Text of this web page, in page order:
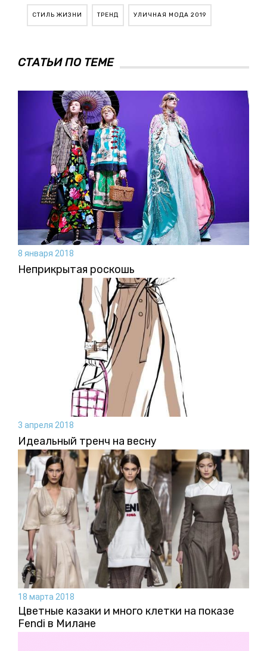
СТИЛЬ ЖИЗНИ ТРЕНД УЛИЧНАЯ МОДА 2019
СТАТЬИ ПО ТЕМЕ
8 января 2018
Неприкрытая роскошь
3 апреля 2018
Идеальный тренч на весну
18 марта 2018
Цветные казаки и много клетки на показе
Fendi в Милане